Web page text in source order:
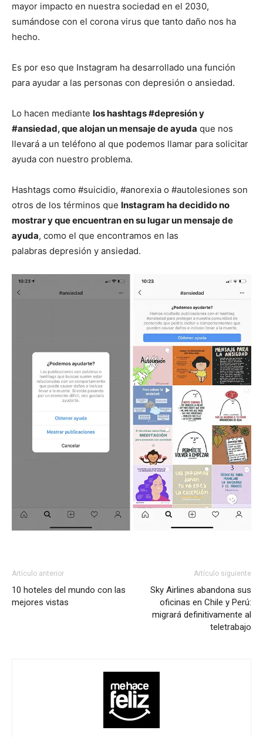
mayor impacto en nuestra sociedad en el 2030,
sumándose con el corona virus que tanto daño nos ha
hecho.
Es por eso que Instagram ha desarrollado una función
para ayudar a las personas con depresión o ansiedad.
Lo hacen mediante los hashtags #depresión y
#ansiedad, que alojan un mensaje de ayuda que nos
llevará a un teléfono al que podemos llamar para solicitar
ayuda con nuestro problema.
Hashtags como #suicidio, #anorexia o #autolesiones son
otros de los términos que Instagram ha decidido no
mostrar y que encuentran en su lugar un mensaje de
ayuda, como el que encontramos en las
palabras depresión y ansiedad.
Artículo anterior
10 hoteles del mundo con las
mejores vistas
Artículo siguiente
Sky Airlines abandona sus
oficinas en Chile y Perú:
migrará definitivamente al
teletrabajo